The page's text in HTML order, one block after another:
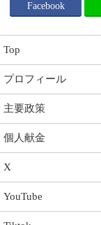
Facebook
Top
プロフィール
主要政策
個人献金
X
YouTube